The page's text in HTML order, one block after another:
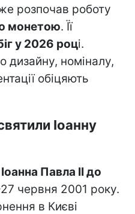
розпочав роботу
монетою. Її
у 2026 році.
дизайну, номіналу,
обіцяють
Іоанну
Іоанна Павла II до
червня 2001 року.
в Києві